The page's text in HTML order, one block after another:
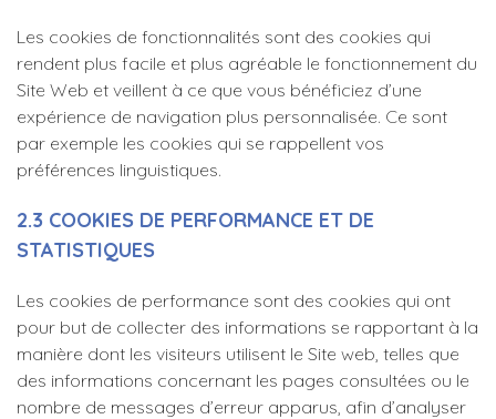
Les cookies de fonctionnalités sont des cookies qui
rendent plus facile et plus agréable le fonctionnement du
Site Web et veillent à ce que vous bénéficiez d’une
expérience de navigation plus personnalisée. Ce sont
par exemple les cookies qui se rappellent vos
préférences linguistiques.
2.3 COOKIES DE PERFORMANCE ET DE
STATISTIQUES
Les cookies de performance sont des cookies qui ont
pour but de collecter des informations se rapportant à la
manière dont les visiteurs utilisent le Site web, telles que
des informations concernant les pages consultées ou le
nombre de messages d’erreur apparus, afin d’analyser